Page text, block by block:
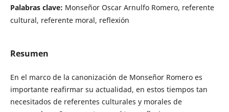
Palabras clave: Monseñor Oscar Arnulfo Romero, referente
cultural, referente moral, reflexión
Resumen
En el marco de la canonización de Monseñor Romero es
importante reafirmar su actualidad, en estos tiempos tan
necesitados de referentes culturales y morales de